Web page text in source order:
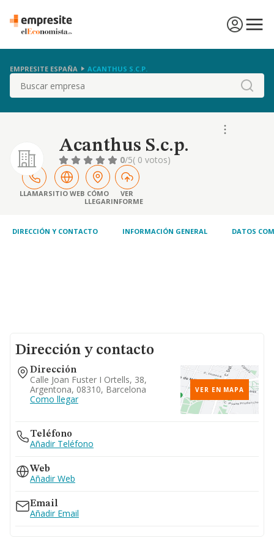
EMPRESITE ESPAÑA ACANTHUS S.C.P.
Buscar
Acanthus S.c.p.
0/5( 0 votos)
LLAMARSITIO WEB CÓMO
LLEGAR
VER
INFORME
DIRECCIÓN Y CONTACTO INFORMACIÓN GENERAL DATOS
Dirección y contacto
Dirección
Calle Joan Fuster I Ortells, 38,
Argentona, 08310, Barcelona
Como llegar
VER EN MAPA
Teléfono
Añadir Teléfono
Web
Añadir Web
Email
Añadir Email